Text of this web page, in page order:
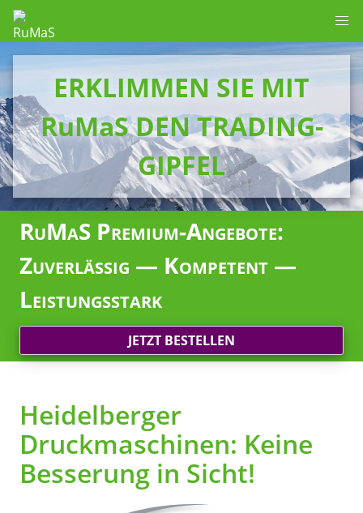
ERKLIMMEN SIE MIT
RuMaS DEN TRADING-
GIPFEL
RuMaS Premium-Angebote:
Zuverlässig — Kompetent —
Leistungsstark
JETZT BESTELLEN
Heidelberger
Druckmaschinen: Keine
Besserung in Sicht!